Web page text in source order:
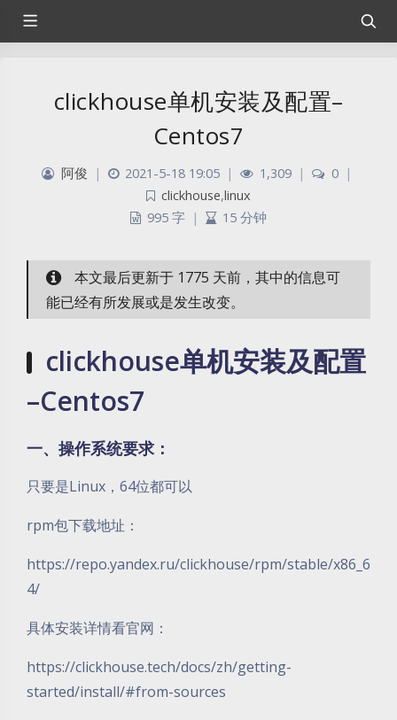
clickhouse单机安装及配置–
Centos7
阿俊 | 2021-5-18 19:05 | 1,309 | 0 |
clickhouse,linux
995 字 | 15 分钟
本文最后更新于 1775 天前，其中的信息可
能已经有所发展或是发生改变。
clickhouse单机安装及配置
–Centos7
一、操作系统要求：
只要是Linux，64位都可以
rpm包下载地址：
https://repo.yandex.ru/clickhouse/rpm/stable/x86_6
4/
具体安装详情看官网：
https://clickhouse.tech/docs/zh/getting-
started/install/#from-sources